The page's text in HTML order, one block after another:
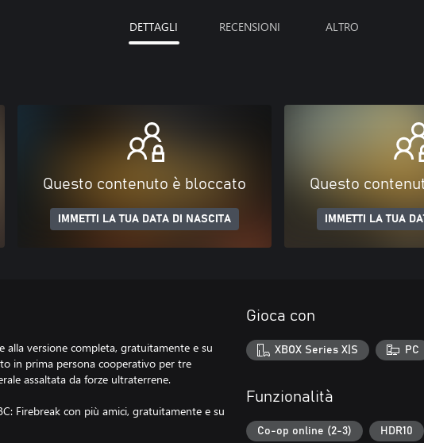
DETTAGLI RECENSIONI ALTRO
Questo contenuto è bloccato
IMMETTI LA TUA DATA DI NASCITA
Questo
IMMETTI LA TUA
alla versione completa, gratuitamente e su
in prima persona cooperativo per tre
assaltata da forze ultraterrene.
Firebreak con più amici, gratuitamente e su
Gioca con
XBOX Series X|S PC
Funzionalità
Co-op online (2-3) HDR10